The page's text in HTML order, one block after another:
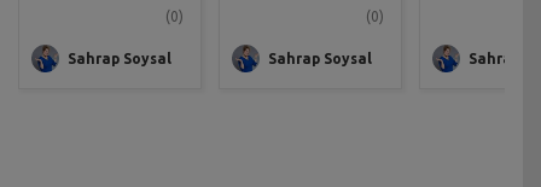
(0)
Sahrap Soysal
(0)
Sahrap Soysal Sahrap